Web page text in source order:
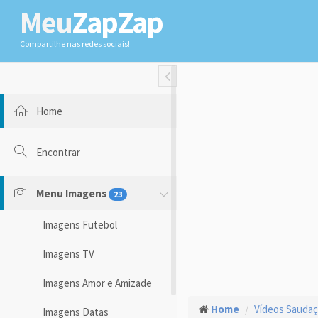
MeuZapZap
Compartilhe nas redes sociais!
Toggle Fullwidth
Home
Encontrar
Menu Imagens 23
Imagens Futebol
Imagens TV
Imagens Amor e Amizade
Imagens Datas Home Vídeos